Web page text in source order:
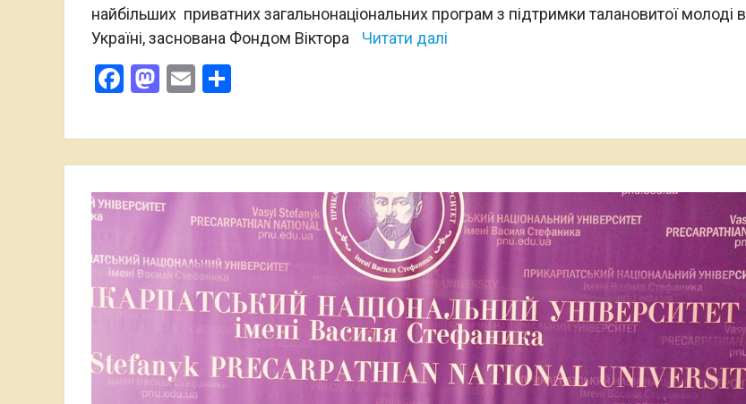
найбільших приватних загальнонаціональних програм з підтримки талановитої молоді в
Україні, заснована Фондом Віктора
Читати далі
Facebook
Mastodon
Email